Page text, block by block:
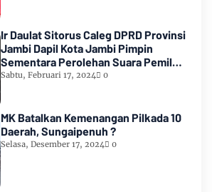
Ir Daulat Sitorus Caleg DPRD Provinsi
Jambi Dapil Kota Jambi Pimpin
Sementara Perolehan Suara Pemilu
2024
Sabtu, Februari 17, 2024 0
MK Batalkan Kemenangan Pilkada 10
Daerah, Sungaipenuh ?
Selasa, Desember 17, 2024 0